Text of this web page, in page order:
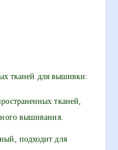
тканей для вышивки:
тканей,
вышивания.
подходит для